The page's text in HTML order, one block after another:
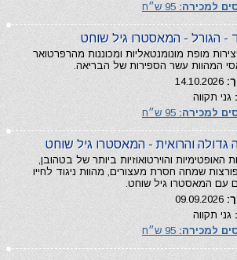
למכירה:
- הגורל - המאסטרו גיל שוחט
מופת מונומנטאליות ומכוננות מהרפרטואר
המהוות עשר הספירות של הבריאה.
גני תקווה
למכירה:
גדולה והרואית - המאסטרו גיל שוחט
האופטימיות והוירטואוזיות ביותר של בטהובן,
שמחה חסרת מעצורים, מהוות ניגוד לחייו
עם המאסטרו גיל שוחט.
גני תקווה
למכירה: